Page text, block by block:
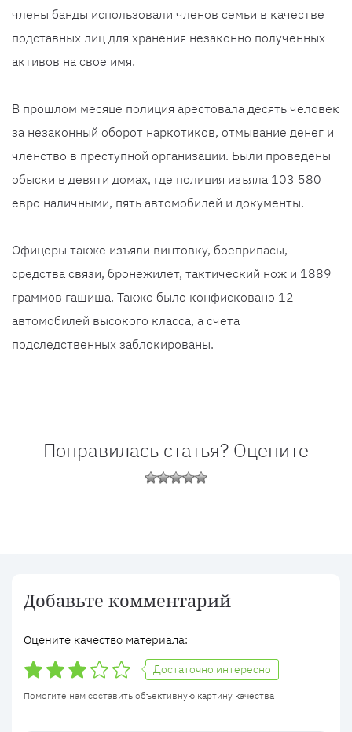
члены банды использовали членов семьи в качестве
подставных лиц для хранения незаконно полученных
активов на свое имя.
В прошлом месяце полиция арестовала десять человек
за незаконный оборот наркотиков, отмывание денег и
членство в преступной организации. Были проведены
обыски в девяти домах, где полиция изъяла 103 580
евро наличными, пять автомобилей и документы.
Офицеры также изъяли винтовку, боеприпасы,
средства связи, бронежилет, тактический нож и 1889
граммов гашиша. Также было конфисковано 12
автомобилей высокого класса, а счета
подследственных заблокированы.
Понравилась статья? Оцените
Добавьте комментарий
Оцените качество материала:
Достаточно интересно
Помогите нам составить объективную картину качества